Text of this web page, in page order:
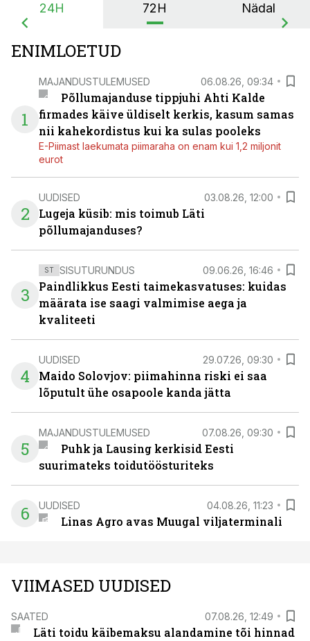
24H 72H Nädal
ENIMLOETUD
1
MAJANDUSTULEMUSED 06.08.26, 09:34
Põllumajanduse tippjuhi Ahti Kalde
firmades käive üldiselt kerkis, kasum samas
nii kahekordistus kui ka sulas pooleks
E-Piimast laekumata piimaraha on enam kui 1,2 miljonit
eurot
2
UUDISED 03.08.26, 12:00
Lugeja küsib: mis toimub Läti
põllumajanduses?
3
ST SISUTURUNDUS 09.06.26, 16:46
Paindlikkus Eesti taimekasvatuses: kuidas
määrata ise saagi valmimise aega ja
kvaliteeti
4
UUDISED 29.07.26, 09:30
Maido Solovjov: piimahinna riski ei saa
lõputult ühe osapoole kanda jätta
5
MAJANDUSTULEMUSED 07.08.26, 09:30
Puhk ja Lausing kerkisid Eesti
suurimateks toidutöösturiteks
6 UUDISED 04.08.26, 11:23
Linas Agro avas Muugal viljaterminali
VIIMASED UUDISED
SAATED 07.08.26, 12:49
Läti toidu käibemaksu alandamine tõi hinnad